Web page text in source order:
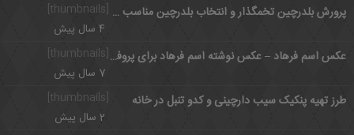
[thumbnails] پرورش بلدرچین تخمگذار و انتخاب بلدرچین مناسب برای تخمگذاری
4 سال پیش
عکس اسم فرهاد – عکس نوشته اسم فرهاد برای پروفایل
7 سال پیش
طرز تهیه پنکیک سیب دارچینی و کدو تنبل در خانه
2 سال پیش